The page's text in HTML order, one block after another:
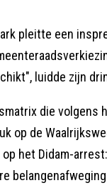
pleitte een
luidde zijn
die
op de
het Didam-